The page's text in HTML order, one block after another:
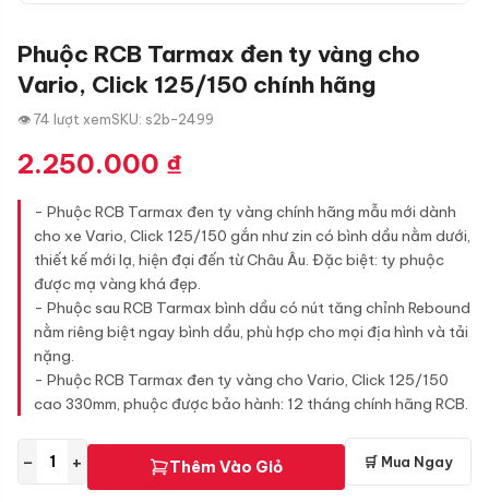
Phuộc RCB Tarmax đen ty vàng cho
Vario, Click 125/150 chính hãng
👁 74 lượt xemSKU: s2b-2499
2.250.000 ₫
- Phuộc RCB Tarmax đen ty vàng chính hãng mẫu mới dành
cho xe Vario, Click 125/150 gắn như zin có bình dầu nằm dưới,
thiết kế mới lạ, hiện đại đến từ Châu Âu. Đặc biệt: ty phuộc
được mạ vàng khá đẹp.
- Phuộc sau RCB Tarmax bình dầu có nút tăng chỉnh Rebound
nằm riêng biệt ngay bình dầu, phù hợp cho mọi địa hình và tải
nặng.
- Phuộc RCB Tarmax đen ty vàng cho Vario, Click 125/150
cao 330mm, phuộc được bảo hành: 12 tháng chính hãng RCB.
− + Thêm Vào Giỏ 🛒 Mua Ngay